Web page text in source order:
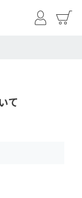
マイペ
て